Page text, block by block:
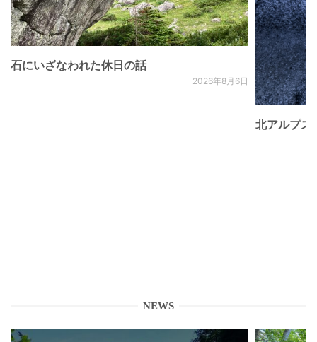
石にいざなわれた休日の話
2026年8月6日
北アルプ
NEWS